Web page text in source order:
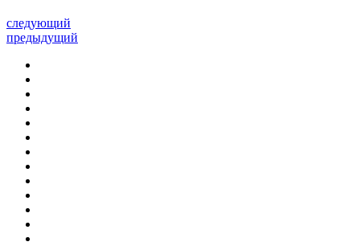
следующий
предыдущий